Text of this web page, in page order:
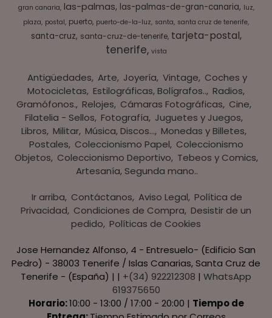
gran canaria las-palmas las-palmas-de-gran-canaria luz
plaza postal puerto puerto-de-la-luz santa santa cruz de tenerife
santa-cruz santa-cruz-de-tenerife tarjeta-postal
tenerife vista
Antigüedades Arte Joyería Vintage Coches y
Motocicletas Estilográficas, Bolígrafos.. Radios,
Gramófonos. Relojes Cámaras Fotográficas Cine
Filatelia - Sellos Fotografía Juguetes y Juegos
Libros Militar Música, Discos... Monedas y Billetes
Postales Coleccionismo Papel Coleccionismo
Objetos Coleccionismo Deportivo Tebeos y Comics
Artesanía, Segunda mano..
Ir arriba Contáctanos Aviso Legal Política de
Privacidad Condiciones de Compra Desistir de un
pedido Políticas de Cookies
Jose Hernandez Alfonso, 4 - Entresuelo- (Edificio San
Pedro) - 38003 Tenerife / Islas Canarias, Santa Cruz de
Tenerife - (España) | | +(34) 922212308 | WhatsApp
619375650
Horario:10:00 - 13:00 / 17:00 - 20:00 | Tiempo de